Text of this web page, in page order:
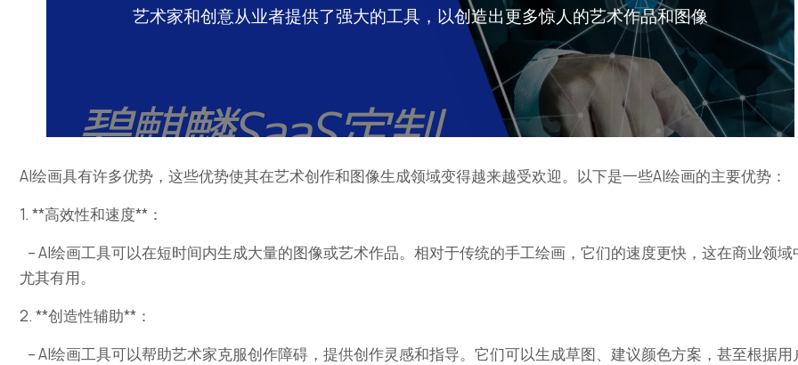
艺术家和创意从业者提供了强大的工具，以创造出更多惊人的艺术作品和图像
AI绘画具有许多优势，这些优势使其在艺术创作和图像生成领域变得越来越受欢迎。以下是一些AI绘画的主要优势：
1. **高效性和速度**：
– AI绘画工具可以在短时间内生成大量的图像或艺术作品。相对于传统的手工绘画，它们的速度更快，这在商业领域
尤其有用。
2. **创造性辅助**：
– AI绘画工具可以帮助艺术家克服创作障碍，提供创作灵感和指导。它们可以生成草图、建议颜色方案，甚至根据用